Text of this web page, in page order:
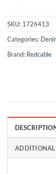
SKU: 1726413
Categories:
Brand: Redcable